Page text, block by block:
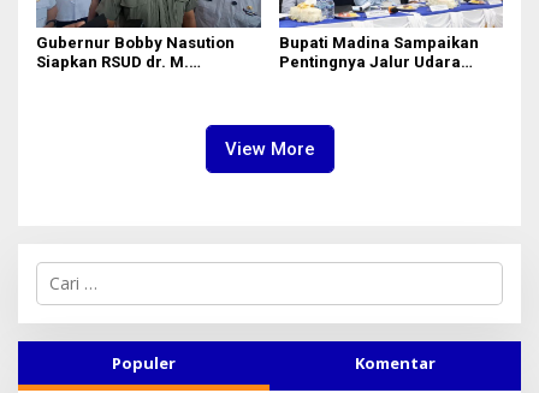
Gubernur Bobby Nasution
Siapkan RSUD dr. M.
Bupati Madina Sampaikan
Pentingnya Jalur Udara
View More
C
i
n
Populer Komentar